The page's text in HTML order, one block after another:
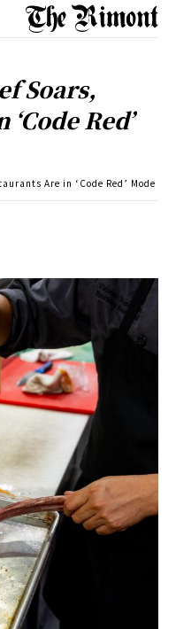
Soars,
Red’
Are in ‘Code Red’ Mode